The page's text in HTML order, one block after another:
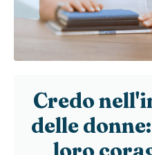
Credo
delle